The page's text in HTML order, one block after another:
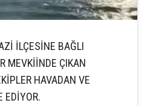
İLÇESİNE BAĞLI
MEVKİİNDE ÇIKAN
HAVADAN VE
EDİYOR.